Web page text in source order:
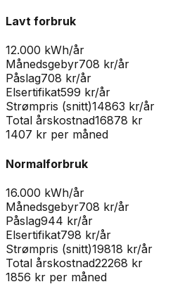
Lavt forbruk
12.000 kWh/år
Månedsgebyr708 kr/år
Påslag708 kr/år
Elsertifikat599 kr/år
Strømpris (snitt)14863 kr/år
Total årskostnad16878 kr
1407 kr per måned
Normalforbruk
16.000 kWh/år
Månedsgebyr708 kr/år
Påslag944 kr/år
Elsertifikat798 kr/år
Strømpris (snitt)19818 kr/år
Total årskostnad22268 kr
1856 kr per måned